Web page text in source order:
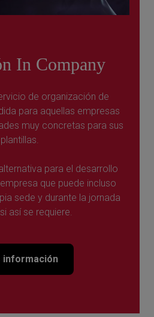
In Company
de organización de
para aquellas empresas
muy concretas para sus
plantillas.
para el desarrollo
que puede incluso
sede y durante la jornada
así se requiere.
información